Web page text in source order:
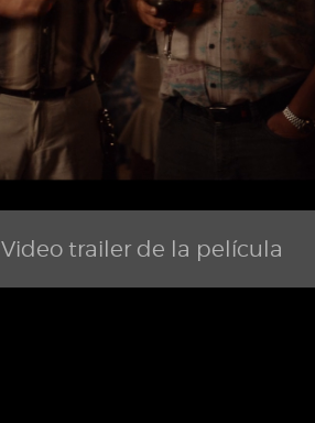
Video trailer de la película